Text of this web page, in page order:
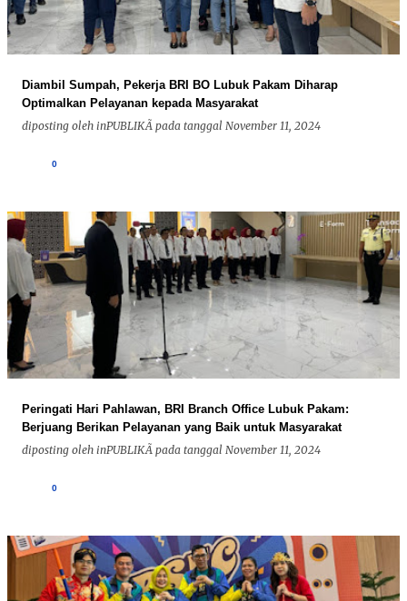
Diambil Sumpah, Pekerja BRI BO Lubuk Pakam Diharap
Optimalkan Pelayanan kepada Masyarakat
diposting oleh inPUBLIKÃ pada tanggal November 11, 2024
0
Peringati Hari Pahlawan, BRI Branch Office Lubuk Pakam:
Berjuang Berikan Pelayanan yang Baik untuk Masyarakat
diposting oleh inPUBLIKÃ pada tanggal November 11, 2024
0